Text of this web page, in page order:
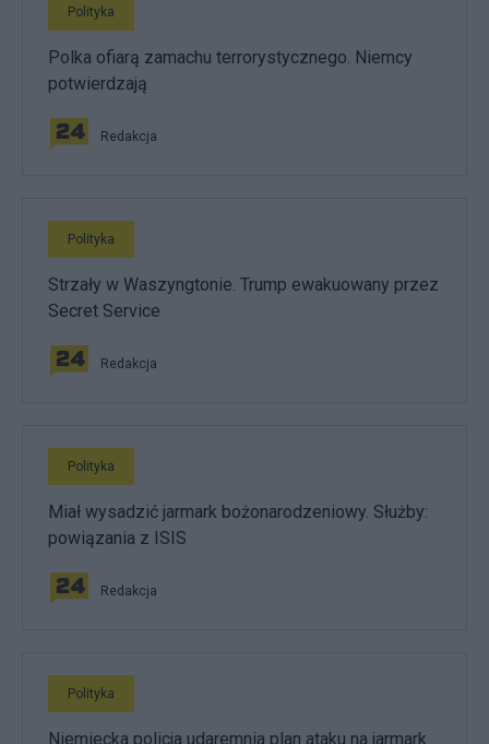
Polityka
Polka ofiarą zamachu terrorystycznego. Niemcy
potwierdzają
Redakcja
Polityka
Strzały w Waszyngtonie. Trump ewakuowany przez
Secret Service
Redakcja
Polityka
Miał wysadzić jarmark bożonarodzeniowy. Służby:
powiązania z ISIS
Redakcja
Polityka
Niemiecka policja udaremnia plan ataku na jarmark